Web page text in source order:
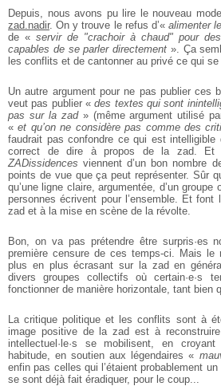
Depuis, nous avons pu lire le nouveau
zad.nadir. On y trouve le refus d’«alimenter
de « servir de "crachoir à chaud" pour
capables de se parler directement ». Ça
les conflits et de cantonner au privé ce qui se
Un autre argument pour ne pas publier ces
veut pas publier «des textes qui sont
pas sur la zad» (même argument utilisé
«et qu’on ne considère pas comme des
faudrait pas confondre ce qui est
correct de dire à propos de la zad. Et
ZADissidences viennent d’un bon nombre
points de vue que ça peut représenter. Sûr
qu’une ligne claire, argumentée, d’un
personnes écrivent pour l’ensemble. Et
zad et à la mise en scène de la révolte.
Bon, on va pas prétendre être surpris·es
première censure de ces temps-ci. Mais le
plus en plus écrasant sur la zad en
divers groupes collectifs où certain·e·s
fonctionner de manière horizontale, tant bien
La critique politique et les conflits sont à
image positive de la zad est à
intellectuel·le·s semobilisent, en
habitude, en soutien aux légendaires «
enfin pas celles qui l’étaient probablement
se sont déjà fait éradiquer, pour le coup...